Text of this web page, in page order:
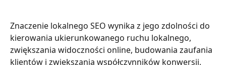
Znaczenie lokalnego SEO wynika z jego zdolności do
kierowania ukierunkowanego ruchu lokalnego,
zwiększania widoczności online, budowania zaufania
klientów i zwiększania współczynników konwersji.